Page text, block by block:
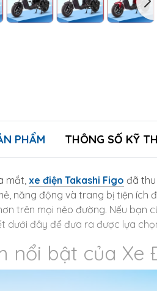
PHẨM THÔNG SỐ KỸ
mắt, xe điện Takashi Figo đã
năng động và trang bị tiện ích
trên mọi nẻo đường. Nếu bạn
dưới đây để đưa ra được lựa
nổi bật của Xe